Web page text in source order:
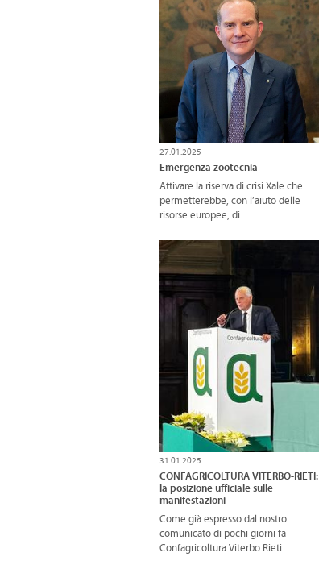
27.01.2025
Emergenza zootecnia
Attivare la riserva di crisi Xale che
permetterebbe, con l’aiuto delle
risorse europee, di...
31.01.2025
CONFAGRICOLTURA VITERBO-RIETI:
la posizione ufficiale sulle
manifestazioni
Come già espresso dal nostro
comunicato di pochi giorni fa
Confagricoltura Viterbo Rieti...